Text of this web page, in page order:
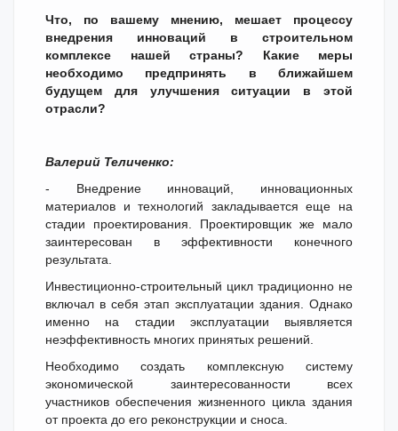
Что, по вашему мнению, мешает процессу
внедрения инноваций в строительном
комплексе нашей страны? Какие меры
необходимо предпринять в ближайшем
будущем для улучшения ситуации в этой
отрасли?
Валерий Теличенко:
- Внедрение инноваций, инновационных
материалов и технологий закладывается еще на
стадии проектирования. Проектировщик же мало
заинтересован в эффективности конечного
результата.
Инвестиционно-строительный цикл традиционно не
включал в себя этап эксплуатации здания. Однако
именно на стадии эксплуатации выявляется
неэффективность многих принятых решений.
Необходимо создать комплексную систему
экономической заинтересованности всех
участников обеспечения жизненного цикла здания
от проекта до его реконструкции и сноса.